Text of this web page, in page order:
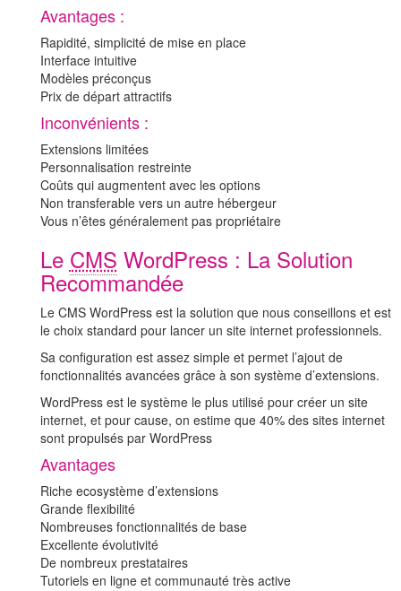
Avantages :
Rapidité, simplicité de mise en place
Interface intuitive
Modèles préconçus
Prix de départ attractifs
Inconvénients :
Extensions limitées
Personnalisation restreinte
Coûts qui augmentent avec les options
Non transferable vers un autre hébergeur
Vous n’êtes généralement pas propriétaire
Le CMS WordPress : La Solution
Recommandée
Le CMS WordPress est la solution que nous conseillons et est
le choix standard pour lancer un site internet professionnels.
Sa configuration est assez simple et permet l’ajout de
fonctionnalités avancées grâce à son système d’extensions.
WordPress est le système le plus utilisé pour créer un site
internet, et pour cause, on estime que 40% des sites internet
sont propulsés par WordPress
Avantages
Riche ecosystème d’extensions
Grande flexibilité
Nombreuses fonctionnalités de base
Excellente évolutivité
De nombreux prestataires
Tutoriels en ligne et communauté très active